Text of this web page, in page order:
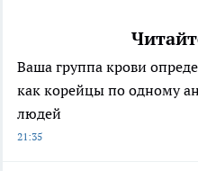
Ваша группа крови
как корейцы по одному
людей
21:35